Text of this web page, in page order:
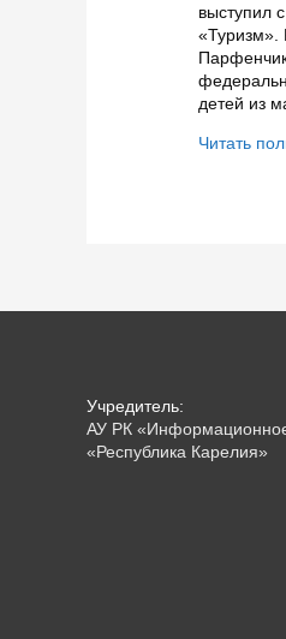
выступил
«Туризм».
детей из
Глава
Читать
Учредитель:
АУ РК «Информационное
«Республика Карелия»